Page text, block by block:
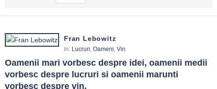
Fran Lebowitz
In: Lucruri Oameni Vin
Oamenii mari vorbesc despre idei, oamenii medii
vorbesc despre lucruri si oamenii marunti
vorbesc despre vin.